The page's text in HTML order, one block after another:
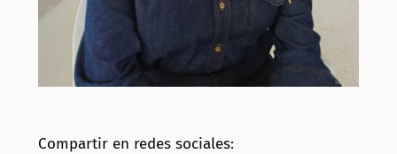
Compartir en redes sociales: